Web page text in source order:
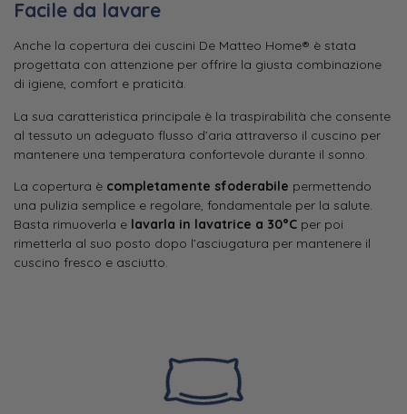
Facile da lavare
Anche la copertura dei cuscini De Matteo Home® è stata
progettata con attenzione per offrire la giusta combinazione
di igiene, comfort e praticità.
La sua caratteristica principale è la traspirabilità che consente
al tessuto un adeguato flusso d’aria attraverso il cuscino per
mantenere una temperatura confortevole durante il sonno.
La copertura è completamente sfoderabile permettendo
una pulizia semplice e regolare, fondamentale per la salute.
Basta rimuoverla e lavarla in lavatrice a 30°C per poi
rimetterla al suo posto dopo l’asciugatura per mantenere il
cuscino fresco e asciutto.